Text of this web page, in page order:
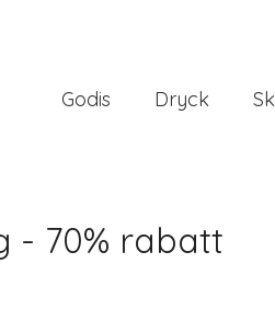
Godis Dryck
- 70% rabatt